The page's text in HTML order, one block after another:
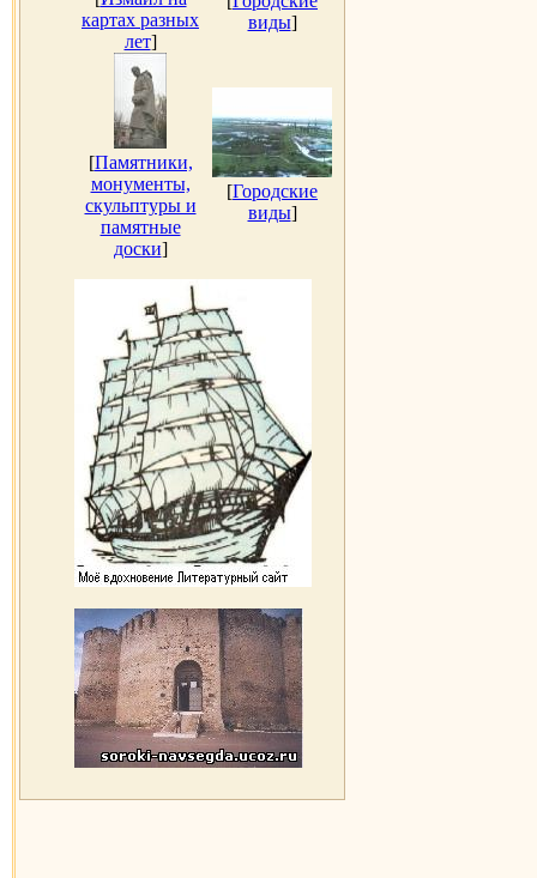
картах разных
лет]
виды]
[Памятники,
монументы,
скульптуры и
памятные
доски]
[Городские
виды]